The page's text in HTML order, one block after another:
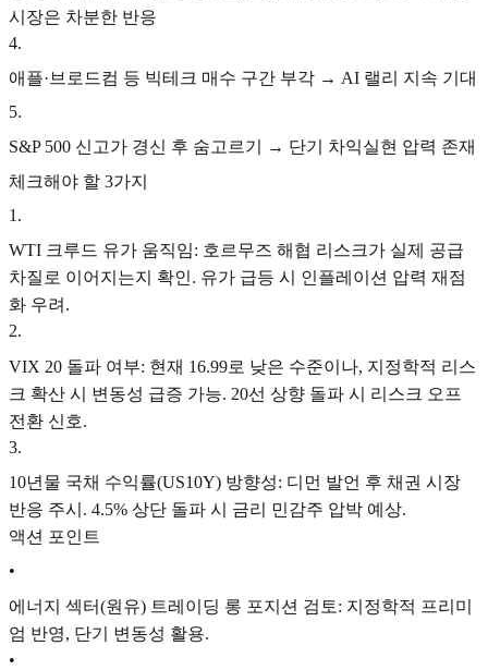
시장은 차분한 반응
4.
애플·브로드컴 등 빅테크 매수 구간 부각 → AI 랠리 지속 기대
5.
S&P 500 신고가 경신 후 숨고르기 → 단기 차익실현 압력 존재
체크해야 할 3가지
1 .
WTI 크루드 유가 움직임: 호르무즈 해협 리스크가 실제 공급
차질로 이어지는지 확인. 유가 급등 시 인플레이션 압력 재점
화 우려.
2.
VIX 20 돌파 여부: 현재 16.99로 낮은 수준이나, 지정학적 리스
크 확산 시 변동성 급증 가능. 20선 상향 돌파 시 리스크 오프
전환 신호.
3.
10년물 국채 수익률(US10Y) 방향성: 디먼 발언 후 채권 시장
반응 주시. 4.5% 상단 돌파 시 금리 민감주 압박 예상.
액션 포인트
•
에너지 섹터(원유) 트레이딩 롱 포지션 검토: 지정학적 프리미
엄 반영, 단기 변동성 활용.
•